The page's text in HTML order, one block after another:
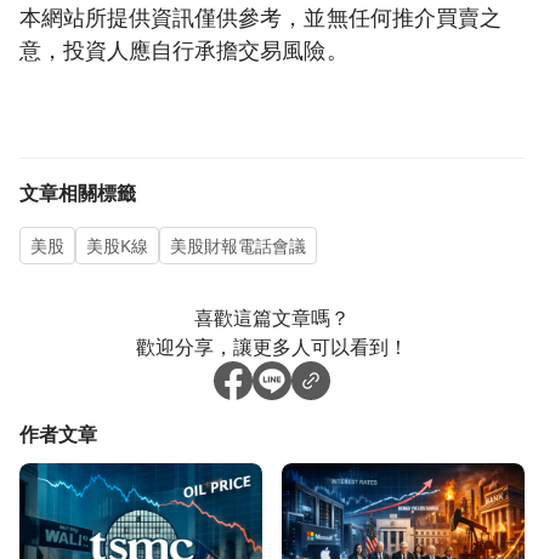
本網站所提供資訊僅供參考，並無任何推介買賣之
意，投資人應自行承擔交易風險。
文章相關標籤
美股 美股K線 美股財報電話會議
喜歡這篇文章嗎？
歡迎分享，讓更多人可以看到！
作者文章